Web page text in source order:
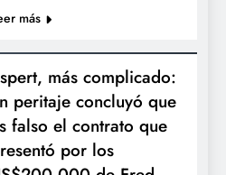
más
más complicado:
peritaje concluyó que
falso el contrato que
por los